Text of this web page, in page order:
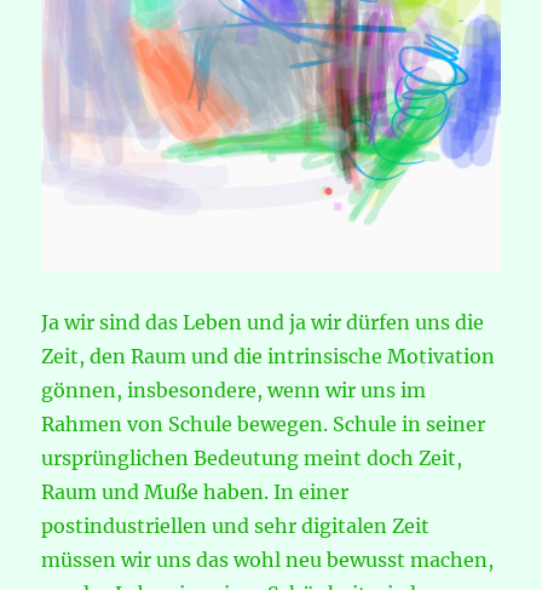
Ja wir sind das Leben und ja wir dürfen uns die
Zeit, den Raum und die intrinsische Motivation
gönnen, insbesondere, wenn wir uns im
Rahmen von Schule bewegen. Schule in seiner
ursprünglichen Bedeutung meint doch Zeit,
Raum und Muße haben. In einer
postindustriellen und sehr digitalen Zeit
müssen wir uns das wohl neu bewusst machen,